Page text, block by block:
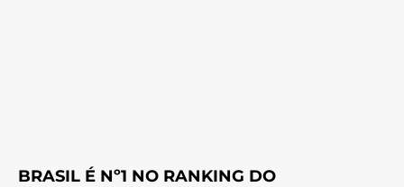
BRASIL É Nº1 NO RANKING DO